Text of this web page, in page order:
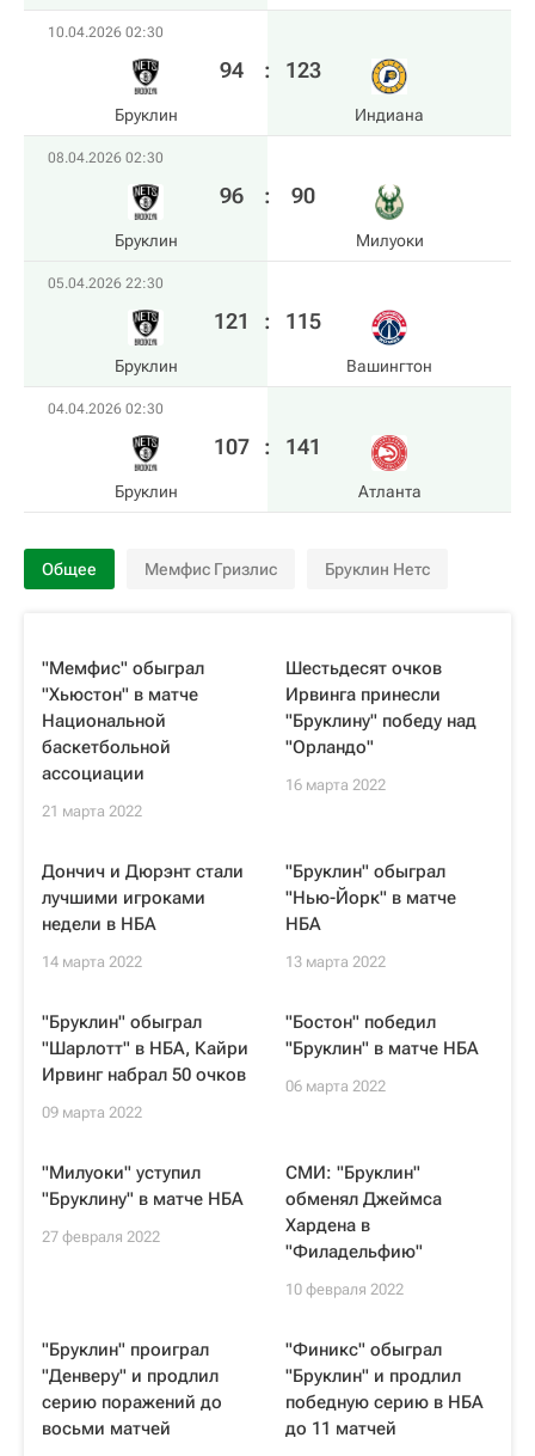
10.04.2026 02:30
Бруклин
94 : 123
Индиана
08.04.2026 02:30
Бруклин
96 : 90
Милуоки
05.04.2026 22:30
Бруклин
121 : 115
Вашингтон
04.04.2026 02:30
Бруклин
107 : 141
Атланта
Общее Мемфис Гризлис Бруклин Нетс
"Мемфис" обыграл
"Хьюстон" в матче
Национальной
баскетбольной
ассоциации
21 марта 2022
Шестьдесят очков
Ирвинга принесли
"Бруклину" победу над
"Орландо"
16 марта 2022
Дончич и Дюрэнт стали
лучшими игроками
недели в НБА
14 марта 2022
"Бруклин" обыграл
"Нью-Йорк" в матче
НБА
13 марта 2022
"Бруклин" обыграл
"Шарлотт" в НБА, Кайри
Ирвинг набрал 50 очков
09 марта 2022
"Бостон" победил
"Бруклин" в матче НБА
06 марта 2022
"Милуоки" уступил
"Бруклину" в матче НБА
27 февраля 2022
СМИ: "Бруклин"
обменял Джеймса
Хардена в
"Филадельфию"
10 февраля 2022
"Бруклин" проиграл
"Денверу" и продлил
серию поражений до
восьми матчей
"Финикс" обыграл
"Бруклин" и продлил
победную серию в НБА
до 11 матчей